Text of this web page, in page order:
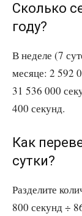
Сколько
году?
В неделе (7
месяце: 2 592
31 536 000
400 секунд.
Как
сутки?
Разделите
800 секунд ÷